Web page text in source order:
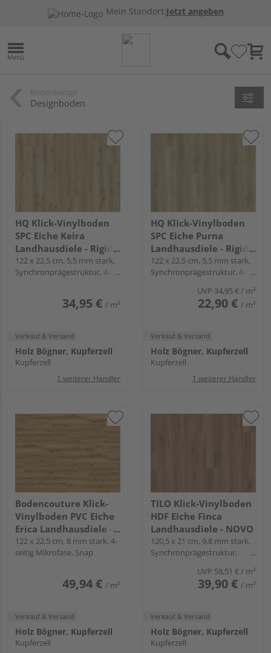
Mein Standort:Jetzt angeben
Designboden
HQ Klick-Vinylboden
SPC Eiche Keira
Landhausdiele - Rigid-
LVT
122 x 22,5 cm, 5,5 mm stark,
Synchronprägestruktur, 4-
34,95 € / m²
Verkauf & Versand
Holz Bögner, Kupferzell
Kupferzell
1 weiterer Händler
HQ Klick-Vinylboden
SPC Eiche Purna
Landhausdiele - Rigid-
LVT
122 x 22,5 cm, 5,5 mm stark,
Synchronprägestruktur, 4-
UVP 34,95 €/ m²
22,90 € / m²
Verkauf & Versand
Holz Bögner, Kupferzell
Kupferzell
1 weiterer Händler
Bodencouture Klick-
Vinylboden PVC Eiche
Erica Landhausdiele -
x-cellent
122 x 22,5 cm, 8 mm stark, 4-
seitig Mikrofase, Snap
49,94 € / m²
Verkauf & Versand
Holz Bögner, Kupferzell
Kupferzell
TILO Klick-Vinylboden
HDF Eiche Finca
Landhausdiele - NOVO
120,5 x 21 cm, 9,8 mm stark,
Synchronprägestruktur,
UVP 58,51 €/ m²
39,90 € / m²
Verkauf & Versand
Holz Bögner, Kupferzell
Kupferzell